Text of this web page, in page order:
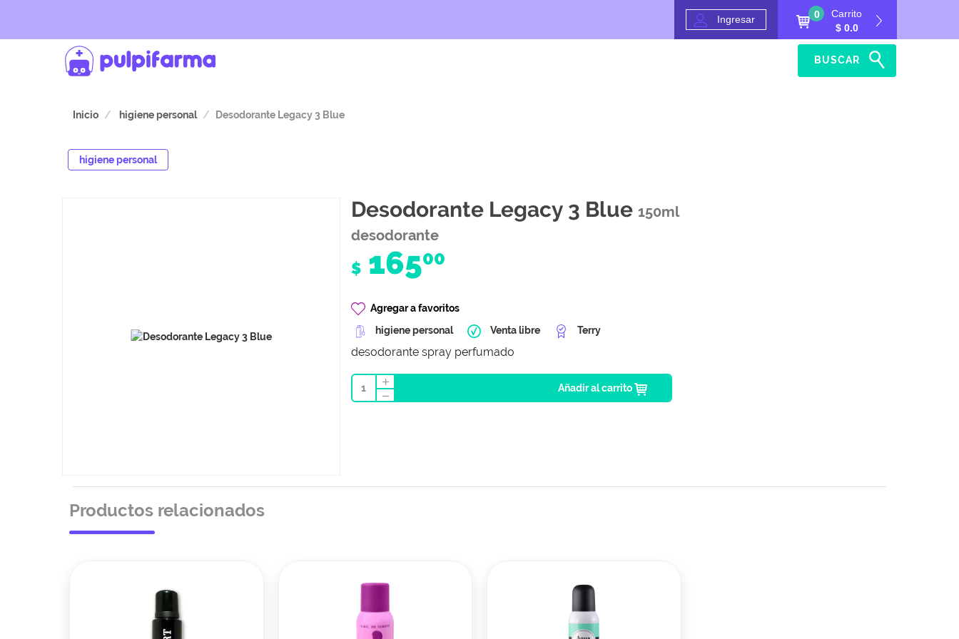
Ingresar 0
Carrito
$ 0.0
BUSCAR
Inicio higiene personal Desodorante Legacy 3 Blue
higiene personal
Desodorante Legacy 3 Blue 150ml
desodorante
$ 16500
Agregar a favoritos
higiene personal
Venta libre Terry
desodorante spray perfumado
1 Añadir al carrito
Productos relacionados